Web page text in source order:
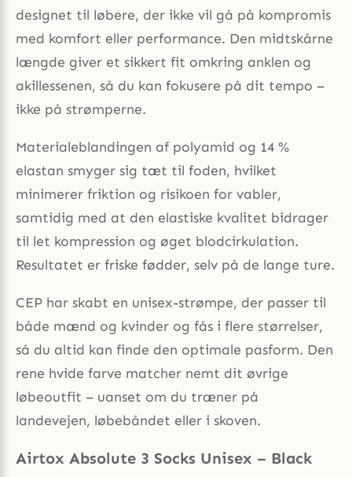
designet til løbere, der ikke vil gå på kompromis
med komfort eller performance. Den midtskårne
længde giver et sikkert fit omkring anklen og
akillessenen, så du kan fokusere på dit tempo –
ikke på strømperne.
Materialeblandingen af polyamid og 14 %
elastan smyger sig tæt til foden, hvilket
minimerer friktion og risikoen for vabler,
samtidig med at den elastiske kvalitet bidrager
til let kompression og øget blodcirkulation.
Resultatet er friske fødder, selv på de lange ture.
CEP har skabt en unisex-strømpe, der passer til
både mænd og kvinder og fås i flere størrelser,
så du altid kan finde den optimale pasform. Den
rene hvide farve matcher nemt dit øvrige
løbeoutfit – uanset om du træner på
landevejen, løbebåndet eller i skoven.
Airtox Absolute 3 Socks Unisex – Black